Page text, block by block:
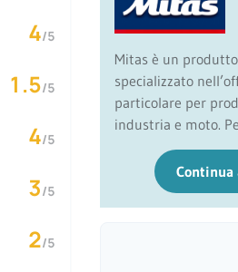
4/5
1.5/5
4/5
3/5
2/5
Mitas è un
specializzato
particolare per
industria e moto.
Continua